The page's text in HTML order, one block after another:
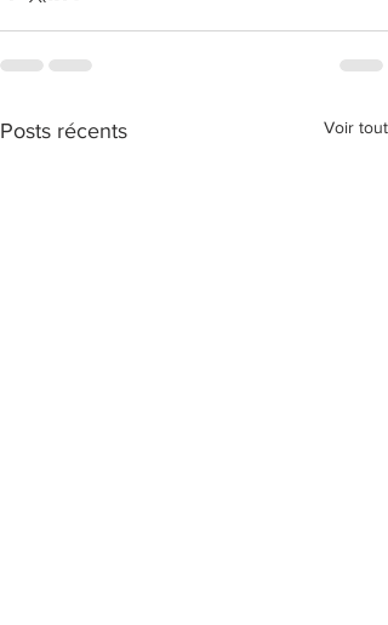
Posts récents Voir tout